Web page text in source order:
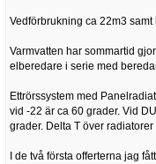
Vedförbrukning ca 22m3
Varmvatten har sommartid
elberedare i serie med
Ettrörssystem med
vid -22 är ca 60 grader. Vid
grader. Delta T över
I de två första offerterna jag